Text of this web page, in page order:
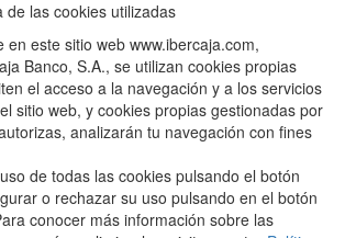
de las cookies utilizadas
en este sitio web www.ibercaja.com,
Banco, S.A., se utilizan cookies propias
el acceso a la navegación y a los servicios
sitio web, y cookies propias gestionadas por
analizarán tu navegación con fines
de todas las cookies pulsando el botón
o rechazar su uso pulsando en el botón
conocer más información sobre las